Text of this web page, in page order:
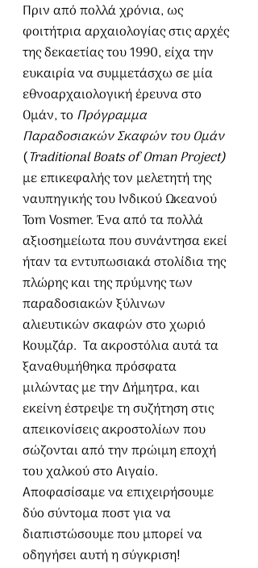
Πριν από πολλά χρόνια, ως
φοιτήτρια αρχαιολογίας στις αρχές
της δεκαετίας του 1990, είχα την
ευκαιρία να συμμετάσχω σε μία
εθνοαρχαιολογική έρευνα στο
Ομάν, το Πρόγραμμα
Παραδοσιακών Σκαφών του Ομάν
(Traditional Boats of Oman Project)
με επικεφαλής τον μελετητή της
ναυπηγικής του Ινδικού Ωκεανού
Tom Vosmer. Ένα από τα πολλά
αξιοσημείωτα που συνάντησα εκεί
ήταν τα εντυπωσιακά στολίδια της
πλώρης και της πρύμνης των
παραδοσιακών ξύλινων
αλιευτικών σκαφών στο χωριό
Κουμζάρ.  Τα ακροστόλια αυτά τα
ξαναθυμήθηκα πρόσφατα
μιλώντας με την Δήμητρα, και
εκείνη έστρεψε τη συζήτηση στις
απεικονίσεις ακροστολίων που
σώζονται από την πρώιμη εποχή
του χαλκού στο Αιγαίο.
Αποφασίσαμε να επιχειρήσουμε
δύο σύντομα ποστ για να
διαπιστώσουμε που μπορεί να
οδηγήσει αυτή η σύγκριση!